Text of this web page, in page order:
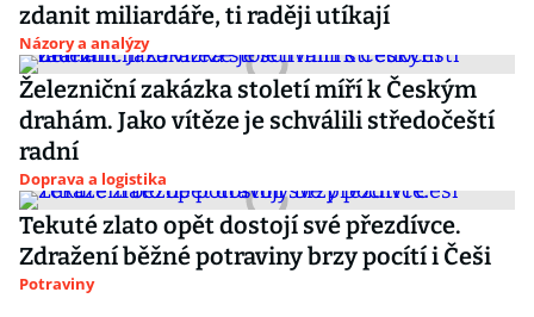
zdanit miliardáře, ti raději utíkají
Názory a analýzy
Železniční zakázka století míří k Českým
drahám. Jako vítěze je schválili středočeští
radní
Doprava a logistika
Tekuté zlato opět dostojí své přezdívce.
Zdražení běžné potraviny brzy pocítí i Češi
Potraviny